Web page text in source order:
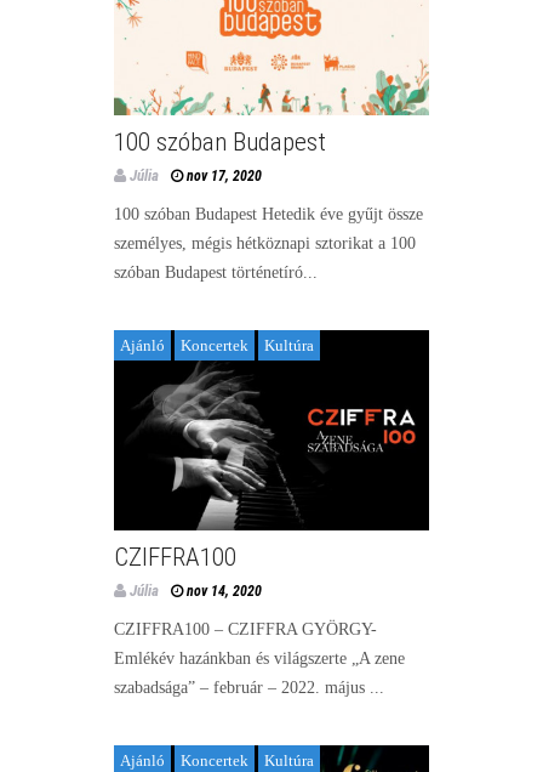
100 szóban Budapest
Júlia nov 17, 2020
100 szóban Budapest Hetedik éve gyűjt össze
személyes, mégis hétköznapi sztorikat a 100
szóban Budapest történetíró...
Ajánló Koncertek Kultúra
CZIFFRA100
Júlia nov 14, 2020
CZIFFRA100 – CZIFFRA GYÖRGY-
Emlékév hazánkban és világszerte „A zene
szabadsága” – február – 2022. május ...
Ajánló Koncertek Kultúra